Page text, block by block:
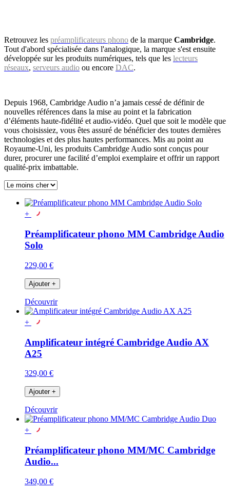
Retrouvez les préamplificateurs phono de la marque Cambridge.
Tout d'abord spécialisée dans l'analogique, la marque s'est ensuite
développée sur les produits numériques, tels que les lecteurs
réseaux, serveurs audio ou encore DAC.
Depuis 1968, Cambridge Audio n’a jamais cessé de définir de
nouvelles références dans la mise au point et la fabrication
d’éléments haute-fidélité et audio-vidéo. Quel que soit le modèle que
vous choisissiez, vous êtes assuré de bénéficier des toutes dernières
technologies et des plus hautes performances. Mis au point au
Royaume-Uni, les produits Cambridge Audio sont conçus pour
durer, procurer une facilité d’emploi exemplaire et offrir un rapport
qualité-prix imbattable.
+
Préamplificateur phono MM Cambridge Audio
Solo
229,00 €
Ajouter +
Découvrir
+
Amplificateur intégré Cambridge Audio AX
A25
329,00 €
Ajouter +
Découvrir
+
Préamplificateur phono MM/MC Cambridge
Audio...
349,00 €